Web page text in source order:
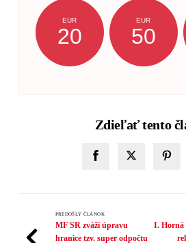
EUR
20
EUR
50
Zdieľať tento
PREDOŠLÝ ČLÁNOK
MF SR zváži úpravu
hranice tzv. super odpočtu
I. Horná